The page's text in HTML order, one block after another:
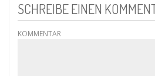
SCHREIBE EINEN
KOMMENTAR